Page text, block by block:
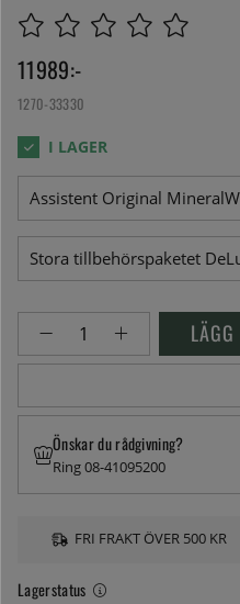
11989:-
1270-33330
Lagerstatus
Önskar du rådgivning?
Ring 08-41095200
FRI FRAKT ÖVER 500 KR